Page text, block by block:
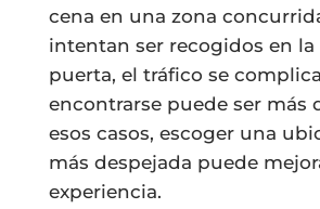
cena en una zona
intentan ser recogidos en la
puerta, el tráfico se
encontrarse puede ser más
esos casos, escoger una
más despejada puede
experiencia.